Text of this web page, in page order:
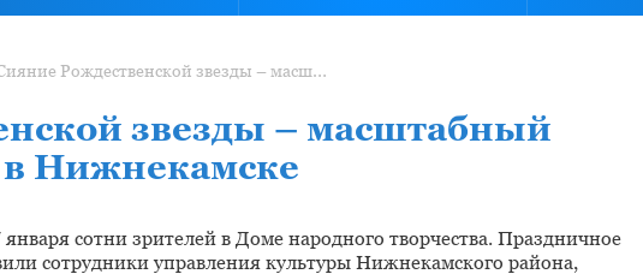
Сияние Рождественской звезды – масштабный праздник прошел в Нижнекамске
звезды – масштабный
Нижнекамске
сотни зрителей в Доме народного творчества. Праздничное
сотрудники управления культуры Нижнекамского района,